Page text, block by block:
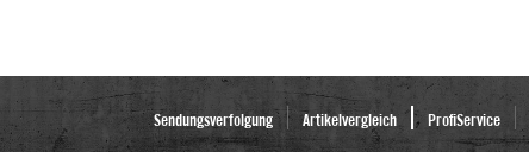
Sendungsverfolgung Artikelvergleich ProfiService